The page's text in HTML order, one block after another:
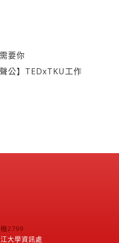
要你
公】TEDxTKU工作
2799
大學資訊處